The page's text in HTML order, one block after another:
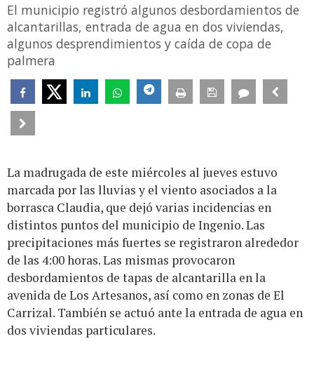
El municipio registró algunos desbordamientos de
alcantarillas, entrada de agua en dos viviendas,
algunos desprendimientos y caída de copa de
palmera
La madrugada de este miércoles al jueves estuvo
marcada por las lluvias y el viento asociados a la
borrasca Claudia, que dejó varias incidencias en
distintos puntos del municipio de Ingenio. Las
precipitaciones más fuertes se registraron alrededor
de las 4:00 horas. Las mismas provocaron
desbordamientos de tapas de alcantarilla en la
avenida de Los Artesanos, así como en zonas de El
Carrizal. También se actuó ante la entrada de agua en
dos viviendas particulares.